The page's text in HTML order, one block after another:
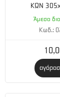
Μοντέλο
Κυβισμός
ΚΩΝ
Άμεσα
Κωδ.: